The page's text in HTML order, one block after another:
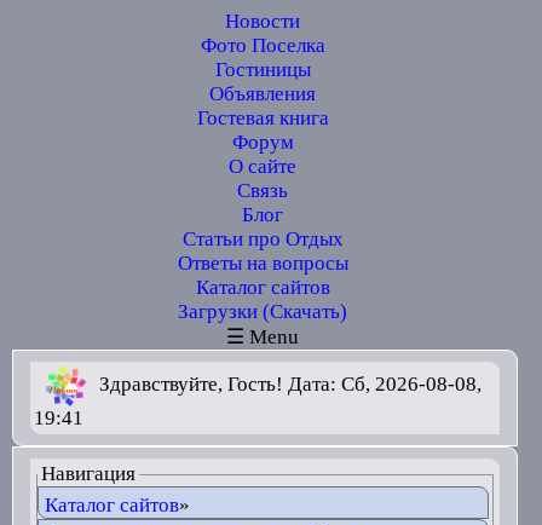
Новости
Фото Поселка
Гостиницы
Объявления
Гостевая книга
Форум
О сайте
Связь
Блог
Статьи про Отдых
Ответы на вопросы
Каталог сайтов
Загрузки (Скачать)
☰ Menu
Здравствуйте, Гость! Дата: Сб, 2026-08-08,
19:41
Навигация
Каталог сайтов»